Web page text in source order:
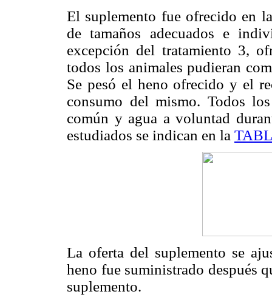
El suplemento fue ofrecido en
de tamaños adecuados e
excepción del tratamiento 3,
todos los animales pudieran
Se pesó el heno ofrecido y el
consumo del mismo. Todos
común y agua a voluntad
estudiados se indican en la
La oferta del suplemento se
heno fue suministrado después
suplemento.